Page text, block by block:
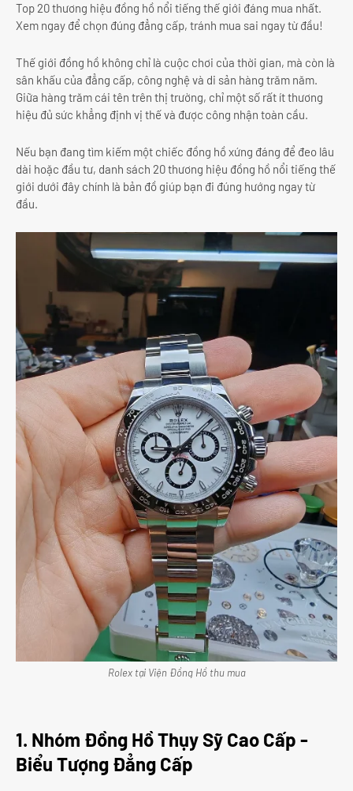
Top 20 thương hiệu đồng hồ nổi tiếng thế giới đáng mua nhất.
Xem ngay để chọn đúng đẳng cấp, tránh mua sai ngay từ đầu!
Thế giới đồng hồ không chỉ là cuộc chơi của thời gian, mà còn là
sân khấu của đẳng cấp, công nghệ và di sản hàng trăm năm.
Giữa hàng trăm cái tên trên thị trường, chỉ một số rất ít thương
hiệu đủ sức khẳng định vị thế và được công nhận toàn cầu.
Nếu bạn đang tìm kiếm một chiếc đồng hồ xứng đáng để đeo lâu
dài hoặc đầu tư, danh sách 20 thương hiệu đồng hồ nổi tiếng thế
giới dưới đây chính là bản đồ giúp bạn đi đúng hướng ngay từ
đầu.
Rolex tại Viện Đồng Hồ thu mua
1. Nhóm Đồng Hồ Thụy Sỹ Cao Cấp -
Biểu Tượng Đẳng Cấp